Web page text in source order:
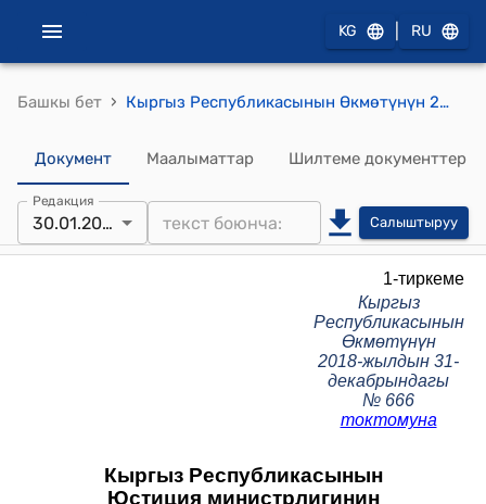
KG RU
Башкы бет › Кыргыз Республикасынын Өкмөтүнүн 2018-жылдын 31-декабрындагы № 666 токтомуна "Кыргыз Республикасынын Юстиция министрлигинин алдындагы Пробация департаменти жөнүндө ЖОБО"
Документ Маалыматтар Шилтеме документтер
Редакция
30.01.2026 Салыштыруу